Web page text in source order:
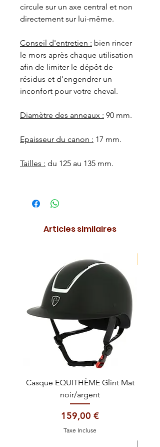
circule sur un axe central et non
directement sur lui-même.
Conseil d'entretien : bien rincer
le mors après chaque utilisation
afin de limiter le dépôt de
résidus et d'engendrer un
inconfort pour votre cheval.
Diamètre des anneaux : 90 mm.
Epaisseur du canon : 17 mm.
Tailles : du 125 au 135 mm.
Articles similaires
Casque EQUITHÈME Glint Mat
noir/argent
Prix
159,00 €
Taxe Incluse